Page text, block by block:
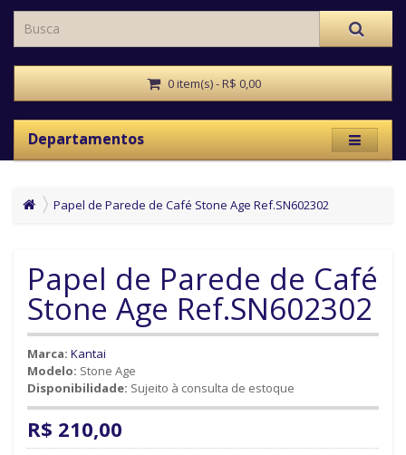
0 item(s) - R$ 0,00
Departamentos
Papel de Parede de Café Stone Age Ref.SN602302
Papel de Parede de Café
Stone Age Ref.SN602302
Marca: Kantai
Modelo: Stone Age
Disponibilidade: Sujeito à consulta de estoque
R$ 210,00